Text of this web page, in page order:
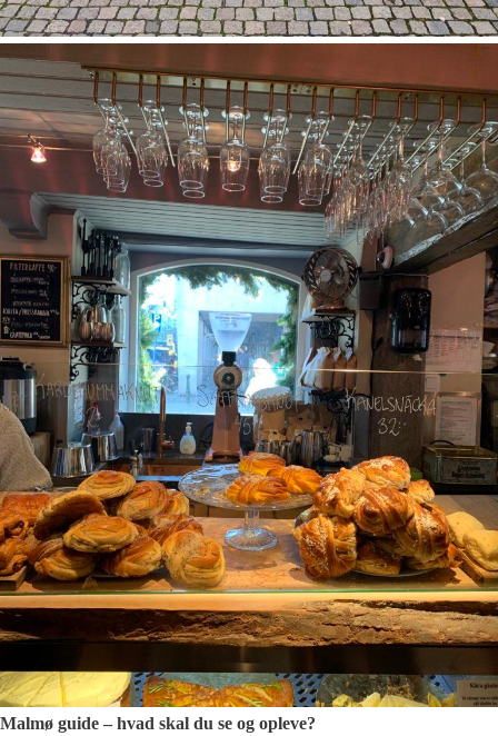
Malmø guide – hvad skal du se og opleve?